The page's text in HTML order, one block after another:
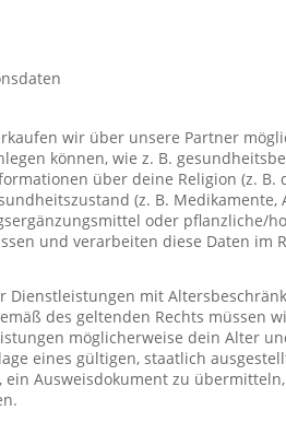
wir über unsere Partner
können, wie z. B.
über deine Religion (z. B.
(z. B. Medikamente,
oder pflanzliche/
und verarbeiten diese Daten im
Dienstleistungen mit
des geltenden Rechts müssen
möglicherweise dein Alter
eines gültigen, staatlich
ein Ausweisdokument zu